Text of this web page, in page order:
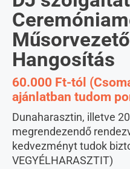
Hangosítás
60.000 Ft-tól
ajánlatban tudom
Dunaharasztin, illetve
megrendezendő
kedvezményt tudok
VEGYÉLHARASZTIT)